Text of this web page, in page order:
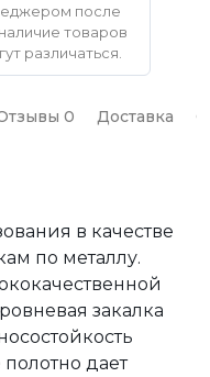
после
товаров
различаться.
0 Доставка
в качестве
по металлу.
закалка
дает